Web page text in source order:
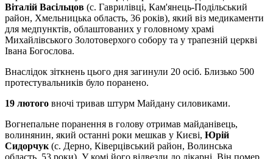
Віталій Васільцов (с. Гаврилівці, Кам'янець-Подільський
район, Хмельницька область, 36 років), який віз медикаменти
для медпунктів, облаштованих у головному храмі
Михайлівського Золотоверхого собору та у трапезній церкві
Івана Богослова.
Внаслідок зіткнень цього дня загинули 20 осіб. Близько 500
протестувальників було поранено.
19 лютого вночі тривав штурм Майдану силовиками.
Вогнепальне поранення в голову отримав майданівець,
волинянин, який останні роки мешкав у Києві, Юрій
Сидорчук (с. Дерно, Ківерцівський район, Волинська
область, 53 роки). У комі його відвезли до лікарні. Він помер